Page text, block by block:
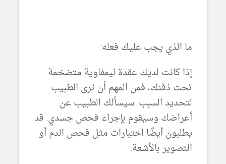
ما الذي يجب عليك فعله:
إذا كانت لديك عقدة ليمفاوية متضخمة
تحت ذقنك، فمن المهم أن ترى الطبيب
لتحديد السبب. سيسألك الطبيب عن
أعراضك وسيقوم بإجراء فحص جسدي. قد
يطلبون أيضًا اختبارات مثل فحص الدم أو
التصوير بالأشعة.